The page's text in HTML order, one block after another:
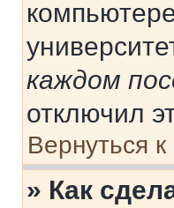
каждом
отключил
Вернуться
» Как